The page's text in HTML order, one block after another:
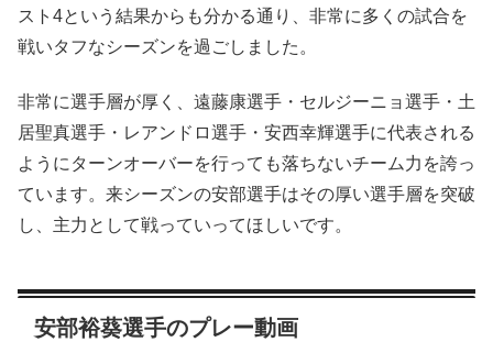
スト4という結果からも分かる通り、非常に多くの試合を
戦いタフなシーズンを過ごしました。
非常に選手層が厚く、遠藤康選手・セルジーニョ選手・土
居聖真選手・レアンドロ選手・安西幸輝選手に代表される
ようにターンオーバーを行っても落ちないチーム力を誇っ
ています。来シーズンの安部選手はその厚い選手層を突破
し、主力として戦っていってほしいです。
安部裕葵選手のプレー動画